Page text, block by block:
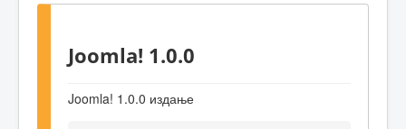
Joomla! 1.0.0
Joomla! 1.0.0 издање